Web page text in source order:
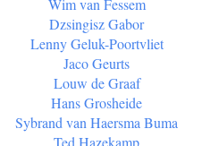
Wim van Fessem
Dzsingisz Gabor
Lenny Geluk-Poortvliet
Jaco Geurts
Louw de Graaf
Hans Grosheide
Sybrand van Haersma Buma
Ted Hazekamp